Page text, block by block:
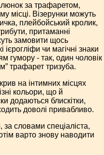
за трафаретом,
місці. Візерунки можуть
плейбойський кролик,
притаманні
замовити щось
чи магічні знаки
гумору - так, один чоловік
трафарет тризуба.
на інтимних місцях
кольори, що й
додаються блискітки,
доволі привабливо.
за словами спеціаліста,
варто знову наводити